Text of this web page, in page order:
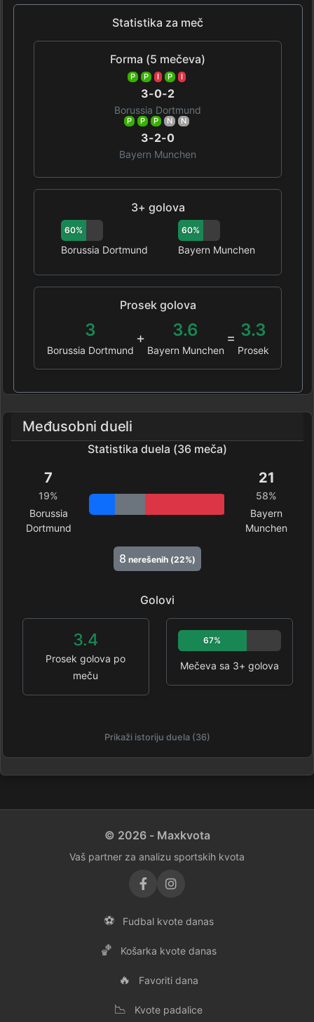
Statistika za meč
Forma (5 mečeva)
P P I P I
3-0-2
Borussia Dortmund
P P P N N
3-2-0
Bayern Munchen
3+ golova
60%
Borussia Dortmund
60%
Bayern Munchen
Prosek golova
3
Borussia Dortmund
+ 3.6
Bayern Munchen
= 3.3
Prosek
Međusobni dueli
Statistika duela (36 meča)
7
19%
Borussia
Dortmund
21
58%
Bayern
Munchen
8 nerešenih (22%)
Golovi
3.4
Prosek golova po
meču
67%
Mečeva sa 3+ golova
Prikaži istoriju duela (36)
© 2026 - Maxkvota
Vaš partner za analizu sportskih kvota
⚽ Fudbal kvote danas
🏀 Košarka kvote danas
🔥 Favoriti dana
📉 Kvote padalice